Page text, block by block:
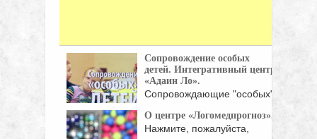
Сопровождение особых
детей. Интегративный центр
«Адаин Ло».
Сопровождающие "особых"
частью ...
О центре «Логомедпрогноз».
Нажмите, пожалуйста,